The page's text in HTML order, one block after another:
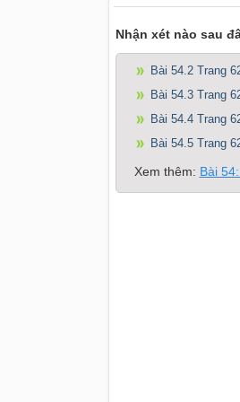
Nhận xét nào sau
Bài 54.2 Trang
Bài 54.3 Trang
Bài 54.4 Trang
Bài 54.5 Trang
Xem thêm: Bài